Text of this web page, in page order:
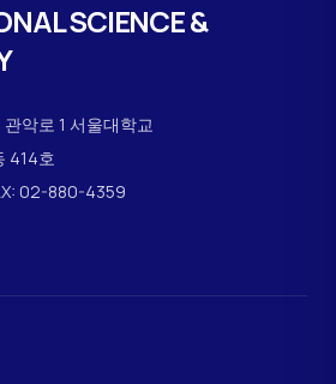
SCIENCE &
악로 1 서울대학교
414호
02-880-4359